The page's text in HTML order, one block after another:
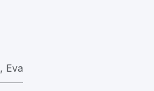
, Eva